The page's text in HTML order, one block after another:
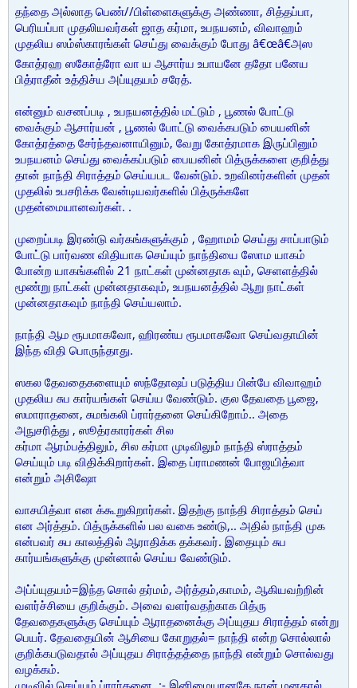
தந்தை அல்லாத பெண்//பிள்ளைகளுக்கு அண்ணா, சித்தப்பா,
பெரியப்பா முதலியவர்கள் ஜாத கர்மா, உபநயனம், விவாஹம்
முதலிய ஸம்ஸ்காரங்கள் செய்து வைக்கும் போது â€œâ€அஸ
கோத்ரஹ ஸகோத்ரோ வா ய ஆசார்ய உபாயனே ததோ பனேய
பித்ராதீன் உத்திச்ய அப்யுதயம் சரேத்.
என்னும் வசனப்படி , உபநயனத்தில் மட்டும் , பூணல் போட்டு
வைக்கும் ஆசார்யன் , பூணல் போட்டு வைக்கபடும் பையனின்
கோத்ரத்தை சேர்ந்தவனாயினும், வேறு கோத்ரமாக இருப்பினும்
உபநயனம் செய்து வைக்கப்படும் பையனின் பித்ருக்களை குறித்து
தான் நாந்தி சிராத்தம் செய்யபட வேன்டும். உறவினர்களின் முதன்
முதலில் உபசரிக்க வேன்டியவர்களில் பித்ருக்களே
முதன்மையானவர்கள். .
முறைப்படி இரண்டு வர்கங்களுக்கும் , ஹோமம் செய்து சாப்பாடும்
போட்டு பார்வண விதியாக செய்யும் நாந்தியை ஸோம யாகம்
போன்ற யாகங்களில் 21 நாட்கள் முன்னதாக வும், செளளத்தில்
மூண்று நாட்கள் முன்னதாகவும், உபநயனத்தில் ஆறு நாட்கள்
முன்னதாகவும் நாந்தி செய்யலாம்.
நாந்தி ஆம ரூபமாகவோ, ஹிரண்ய ரூபமாகவோ செய்வதாயின்
இந்த விதி பொருந்தாது.
ஸகல தேவதைகளையும் ஸந்தோஷப் படுத்திய பின்பே விவாஹம்
முதலிய சுப கார்யங்கள் செய்ய வேண்டும். குல தேவதை பூஜை,
ஸமாராதனை, சுமங்கலி ப்ரார்தனை செய்கிறோம்.. அதை
அநுசரித்து , ஸூத்ரகாரர்கள் சில
கர்மா ஆரம்பத்திலும், சில கர்மா முடிவிலும் நாந்தி ஸ்ராத்தம்
செய்யும் படி விதிக்கிறார்கள். இதை ப்ராமணன் போஜயித்வா
என்றும் அசிஷோ
வாசயித்வா என க்கூறுகிறார்கள். இதற்கு நாந்தி சிராத்தம் செய்
என அர்த்தம். பித்ருக்களில் பல வகை உண்டு,.. அதில் நாந்தி முக
என்பவர் சுப காலத்தில் ஆராதிக்க தக்கவர். இதையும் சுப
கார்யங்களுக்கு முன்னால் செய்ய வேண்டும்.
அப்ப்யுதயம்=இந்த சொல் தர்மம், அர்த்தம்,காமம், ஆகியவற்றின்
வளர்ச்சியை குறிக்கும். அவை வளர்வதற்காக பித்ரு
தேவதைகளுக்கு செய்யும் ஆராதனைக்கு அப்யுதய சிராத்தம் என்று
பெயர். தேவதையின் ஆசியை கோறுதல்= நாந்தி என்ற சொல்லால்
குறிக்கபடுவதால் அப்யுதய சிராத்தத்தை நாந்தி என்றும் சொல்வது
வழக்கம்.
முடிவில் செய்யும் ப்ரார்தனை. :- இனிமையானதே நான் மனதால்